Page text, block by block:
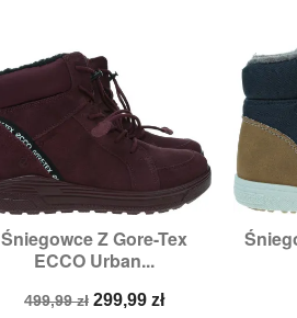
Śniegowce Z Gore-Tex
ECCO Urban...
Cena
499,99 zł Cena
299,99 zł
Szybki podgląd
Rozmiary:40